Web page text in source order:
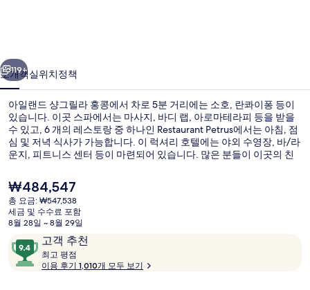
라
홍
콩
의
사
진
갤
러
리
다음
119+
소개객실위치정책
아일랜드 샹그릴라 홍콩에서 차로 5분 거리에는 소호, 란콰이퐁 등이
있습니다. 이곳 스파에서는 마사지, 바디 랩, 아로마테라피 등을 받을
수 있고, 6 개의 레스토랑 중 하나인 Restaurant Petrus에서는 아침, 점
심 및 저녁 식사가 가능합니다. 이 럭셔리 호텔에는 야외 수영장, 바/라
운지, 피트니스 센터 등이 마련되어 있습니다. 많은 분들이 이곳의 친
을 이용하기가 편리해요. 코튼 트리 드라이브 트램 정류장의 경우 5분
만 걸으면 갈 수 있고 아스널 스트리트 트램 정류장도 6분 거리에 있어
요.
현
재
가
격
₩484,547
₩484,547
총 요금: ₩547,538
세금 및 수수료 포함
8월 28일 ~ 8월 29일
이
용
후
고객 추천
10
점
만
최고 평점
고
이용 후기 1,010개 모두 보기